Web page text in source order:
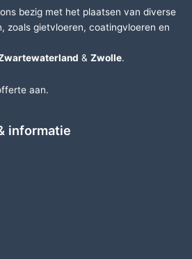
bezig met het plaatsen van diverse
, zoals gietvloeren, coatingvloeren en
& Zwolle.
aan.
informatie